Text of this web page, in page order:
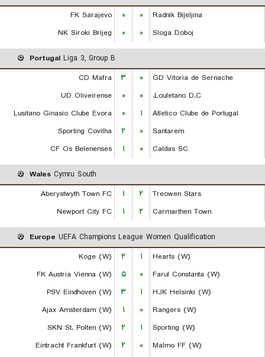
FK Sarajevo
۰ ۰
Radnik Bijeljina
NK Siroki Brijeg
۰ ۰ Sloga Doboj
Portugal Liga 3, Group B
CD Mafra
۳ ۰
GD Vitoria de Sernache
UD Oliveirense
۰ ۰
Louletano D.C.
Lusitano Ginasio Clube Evora
۰ ۱
Atletico Clube de Portugal
Sporting Covilha
۲ ۰
Santarem
CF Os Belenenses
۱ ۰ Caldas SC
Wales Cymru South
Aberystwyth Town FC
۱ ۲
Treowen Stars
Newport City FC
۱ ۲ Carmarthen Town
Europe UEFA Champions League Women Qualification
Koge (W)
۲ ۱
Hearts (W)
FK Austria Vienna (W)
۵ ۰
Farul Constanta (W)
PSV Eindhoven (W)
۳ ۱
HJK Helsinki (W)
Ajax Amsterdam (W)
۱ ۰
Rangers (W)
SKN St. Polten (W)
۲ ۱
Sporting (W)
Eintracht Frankfurt (W)
۲ ۰
Malmo FF (W)